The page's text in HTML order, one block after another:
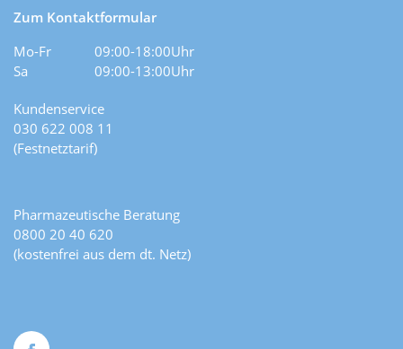
Zum Kontaktformular
Mo-Fr
09:00-18:00Uhr
Sa
09:00-13:00Uhr
Kundenservice
030 622 008 11
(Festnetztarif)
Pharmazeutische Beratung
0800 20 40 620
(kostenfrei aus dem dt. Netz)